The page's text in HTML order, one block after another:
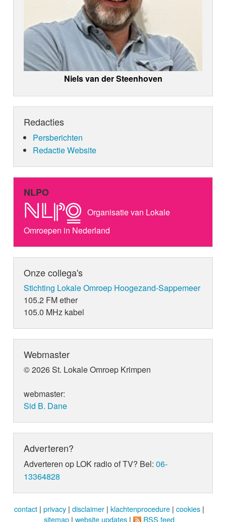
Niels van der Steenhoven
Redacties
Persberichten
Redactie Website
NLPO
Organisatie van Lokale
Omroepen in Nederland
Onze collega's
Stichting Lokale Omroep Hoogezand-Sappemeer
105.2 FM ether
105.0 MHz kabel
Webmaster
© 2026 St. Lokale Omroep Krimpen
webmaster:
Sid B. Dane
Adverteren?
Adverteren op LOK radio of TV? Bel:06-
13364828
contact | privacy | disclaimer | klachtenprocedure | cookies |
sitemap | website updates | RSS feed